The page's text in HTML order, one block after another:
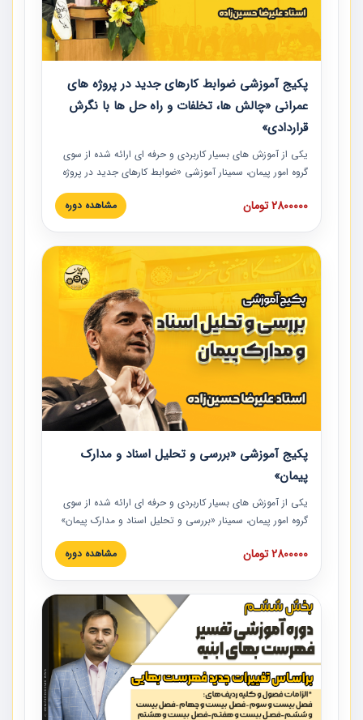
پکیج آموزشی ضوابط کارهای جدید در پروژه های
عمرانی «چالش ها، تخلفات و راه حل ها با نگرش
قراردادی»
یکی از آموزش‏‏‏‏‏‏ های بسیار کاربردی و حرفه‏ ای ارائه شده از سوی
گروه امور پیمان، سمینار آموزشی «ضوابط کارهای جدید در پروژه
های عمرانی» چالش ها، تخلفات و راه حل ها با نگرش قراردادی
است که در محل سندیکای شرکت های ساختمانی کشور ارائه شد.
مدارک پیمان به همراه تجربیات عملی ارائه شده است.
2800000 تومان مشاهده دوره
پکیج آموزشی «بررسی و تحلیل اسناد و مدارک
پیمان»
یکی از آموزش‏‏‏‏‏‏ های بسیار کاربردی و حرفه‏ ای ارائه شده از سوی
گروه امور پیمان، سمینار «بررسی و تحلیل اسناد و مدارک پیمان»
است که در دانشگاه صنعتی شریف ارائه شد. در این آموزش
نکات کلیدی مربوط به اسناد و مدارک پیمان، اولویت بندی اسناد
پیمان به همراه تجربیات عملی در این خصوص ارائه شده است.
2800000 تومان مشاهده دوره